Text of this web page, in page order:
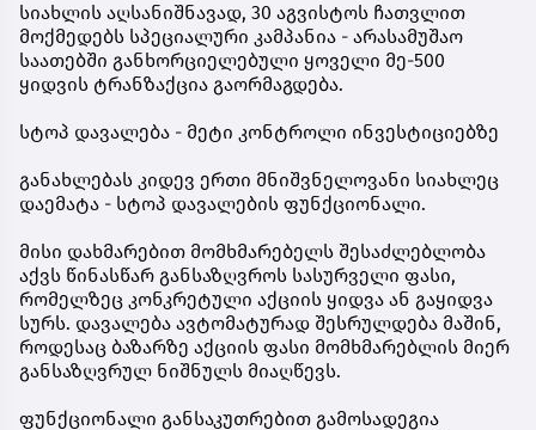
სიახლის აღსანიშნავად, 30 აგვისტოს ჩათვლით
მოქმედებს სპეციალური კამპანია - არასამუშაო
საათებში განხორციელებული ყოველი მე-500
ყიდვის ტრანზაქცია გაორმაგდება.
სტოპ დავალება - მეტი კონტროლი ინვესტიციებზე
განახლებას კიდევ ერთი მნიშვნელოვანი სიახლეც
დაემატა - სტოპ დავალების ფუნქციონალი.
მისი დახმარებით მომხმარებელს შესაძლებლობა
აქვს წინასწარ განსაზღვროს სასურველი ფასი,
რომელზეც კონკრეტული აქციის ყიდვა ან გაყიდვა
სურს. დავალება ავტომატურად შესრულდება მაშინ,
როდესაც ბაზარზე აქციის ფასი მომხმარებლის მიერ
განსაზღვრულ ნიშნულს მიაღწევს.
ფუნქციონალი განსაკუთრებით გამოსადეგია